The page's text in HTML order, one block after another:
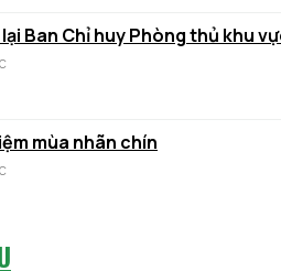
Ban Chỉ huy Phòng thủ khu
mùa nhãn chín